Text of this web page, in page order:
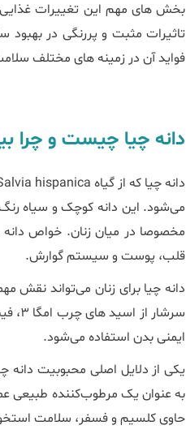
بخش ‌های مهم این تغییرات
تاثیرات مثبت و پررنگی در بهبود
فواید آن در زمینه ‌های مختلف
دانه چیا چیست و چرا
می‌شود. این دانه کوچک و سیاه‌
مخصوصا در میان زنان. خواص دانه
قلب، پوست و سیستم گوارش.
دانه چیا برای زنان می‌تواند نقش
ایمنی بدن استفاده می‌شود.
یکی از دلایل اصلی محبوبیت دانه
به عنوان یک مرطوب‌کننده طبیعی
حاوی کلسیم و فسفر، سلامت